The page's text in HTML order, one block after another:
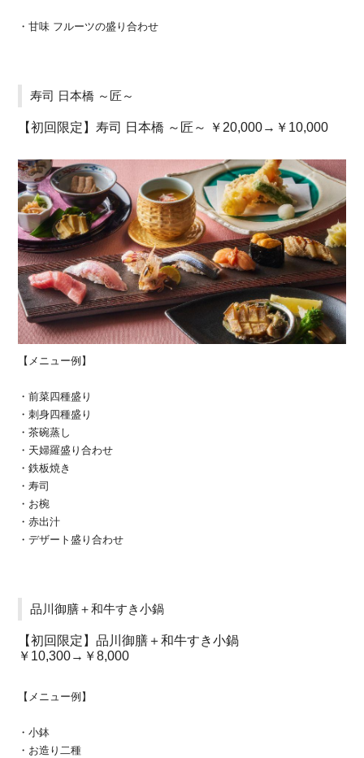
・甘味 フルーツの盛り合わせ
寿司 日本橋 ～匠～
【初回限定】寿司 日本橋 ～匠～ ￥20,000→￥10,000
【メニュー例】
・前菜四種盛り
・刺身四種盛り
・茶碗蒸し
・天婦羅盛り合わせ
・鉄板焼き
・寿司
・お椀
・赤出汁
・デザート盛り合わせ
品川御膳＋和牛すき小鍋
【初回限定】品川御膳＋和牛すき小鍋
￥10,300→￥8,000
【メニュー例】
・小鉢
・お造り二種